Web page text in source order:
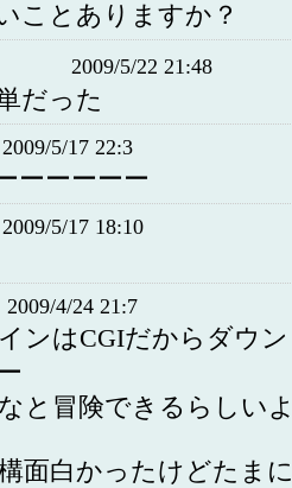
ことありますか？
2009/5/22 21:48
だった
2009/5/17 22:3
ーーーーー
2009/5/17 18:10
2009/4/24 21:7
ンはCGIだからダウ
と冒険できるらしい
面白かったけどたま